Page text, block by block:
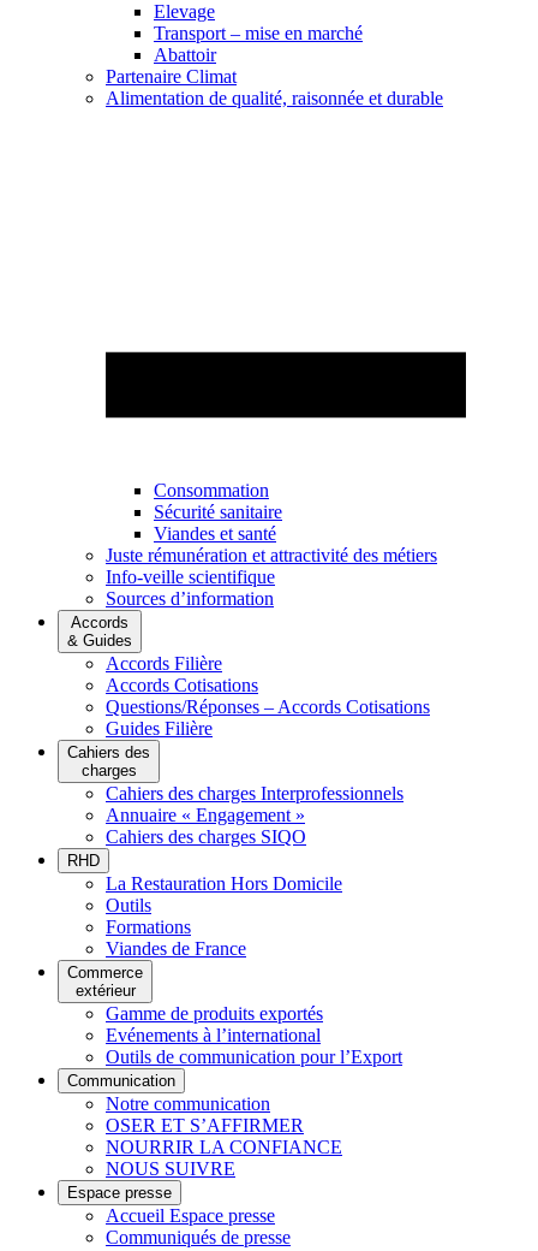
Elevage
Transport – mise en marché
Abattoir
Partenaire Climat
Alimentation de qualité, raisonnée et durable
Consommation
Sécurité sanitaire
Viandes et santé
Juste rémunération et attractivité des métiers
Info-veille scientifique
Sources d’information
Accords
& Guides
Accords Filière
Accords Cotisations
Questions/Réponses – Accords Cotisations
Guides Filière
Cahiers des
charges
Cahiers des charges Interprofessionnels
Annuaire « Engagement »
Cahiers des charges SIQO
RHD
La Restauration Hors Domicile
Outils
Formations
Viandes de France
Commerce
extérieur
Gamme de produits exportés
Evénements à l’international
Outils de communication pour l’Export
Communication
Notre communication
OSER ET S’AFFIRMER
NOURRIR LA CONFIANCE
NOUS SUIVRE
Espace presse
Accueil Espace presse
Communiqués de presse